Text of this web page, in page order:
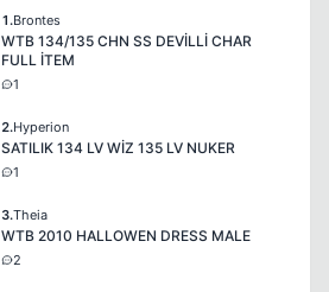
1.Brontes
WTB 134/135 CHN SS DEVİLLİ CHAR
FULL İTEM
1
2.Hyperion
SATILIK 134 LV WİZ 135 LV NUKER
1
3.Theia
WTB 2010 HALLOWEN DRESS MALE
2